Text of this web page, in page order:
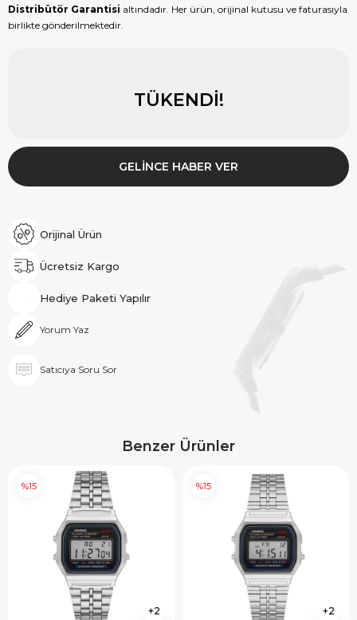
Distribütör Garantisi altındadır. Her ürün, orijinal kutusu ve faturasıyla
birlikte gönderilmektedir.
TÜKENDI!
GELINCE HABER VER
Orijinal Ürün
Ücretsiz Kargo
Hediye Paketi Yapılır
Yorum Yaz
Satıcıya Soru Sor
Benzer Ürünler
2
%15
2
%15